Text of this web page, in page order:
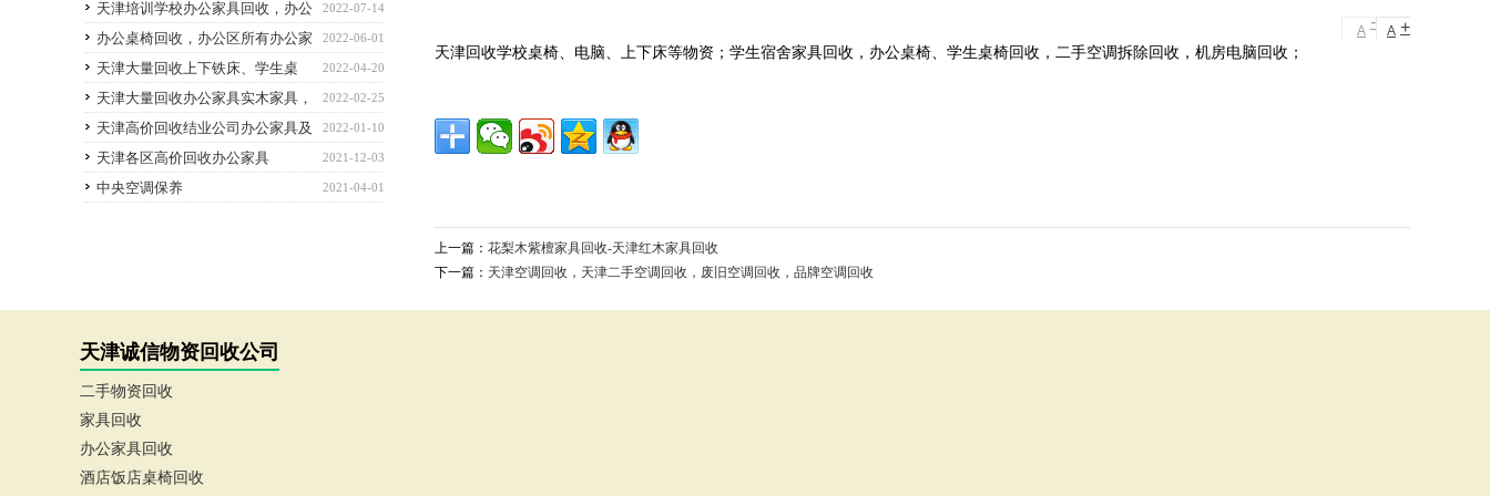
A - A +
天津回收学校桌椅、电脑、上下床等物资；学生宿舍家具回收，办公桌椅、学生桌椅回收，二手空调拆除回收，机房电脑回收；
上一篇：花梨木紫檀家具回收-天津红木家具回收
下一篇： 天津空调回收，天津二手空调回收，废旧空调回收，品牌空调回收
办公家具回收 2022-07-14
天津培训学校办公家具回收，办公
设备回收
2022-06-01
办公桌椅回收，办公区所有办公家
具办公设备回收-天津家具回收
2022-04-20
天津大量回收上下铁床、学生桌
椅，学校家具，空调等回收
2022-02-25
天津大量回收办公家具实木家具，
红木家具
2022-01-10
天津高价回收结业公司办公家具及
办公设备
2021-12-03
天津各区高价回收办公家具
2021-04-01
中央空调保养
天津诚信物资回收公司
二手物资回收
家具回收
办公家具回收
酒店饭店桌椅回收